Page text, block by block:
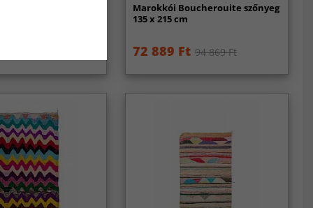
szőnyeg
Marokkói Boucherouite szőnyeg
135 x 215 cm
72 889 Ft 94 869 Ft